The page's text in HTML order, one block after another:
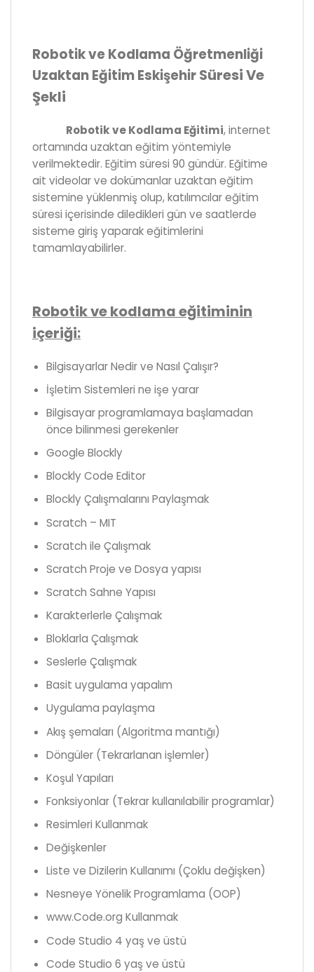
Robotik ve Kodlama Öğretmenliği
Uzaktan Eğitim EskişehirSüresi Ve
Şekli
Robotik ve Kodlama Eğitimi, internet
ortamında uzaktan eğitim yöntemiyle
verilmektedir. Eğitim süresi 90 gündür. Eğitime
ait videolar ve dokümanlar uzaktan eğitim
sistemine yüklenmiş olup, katılımcılar eğitim
süresi içerisinde diledikleri gün ve saatlerde
sisteme giriş yaparak eğitimlerini
tamamlayabilirler.
Robotik ve kodlama eğitiminin
içeriği:
Bilgisayarlar Nedir ve Nasıl Çalışır?
İşletim Sistemleri ne işe yarar
Bilgisayar programlamaya başlamadan
önce bilinmesi gerekenler
Google Blockly
Blockly Code Editor
Blockly Çalışmalarını Paylaşmak
Scratch – MIT
Scratch ile Çalışmak
Scratch Proje ve Dosya yapısı
Scratch Sahne Yapısı
Karakterlerle Çalışmak
Bloklarla Çalışmak
Seslerle Çalışmak
Basit uygulama yapalım
Uygulama paylaşma
Akış şemaları (Algoritma mantığı)
Döngüler (Tekrarlanan işlemler)
Koşul Yapıları
Fonksiyonlar (Tekrar kullanılabilir programlar)
Resimleri Kullanmak
Değişkenler
Liste ve Dizilerin Kullanımı (Çoklu değişken)
Nesneye Yönelik Programlama (OOP)
www.Code.org Kullanmak
Code Studio 4 yaş ve üstü
Code Studio 6 yaş ve üstü